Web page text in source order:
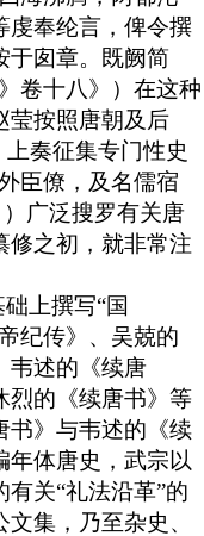
虔奉纶言，俾令撰
于囱章。既阙简
卷十八》）在这种
莹按照唐朝及后
奏征集专门性史
臣僚，及名儒宿
广泛搜罗有关唐
修之初，就非常注
上撰写“国
纪传》、吴兢的
韦述的《续唐
烈的《续唐书》等
书》与韦述的《续
年体唐史，武宗以
关“礼法沿革”的
集，乃至杂史、